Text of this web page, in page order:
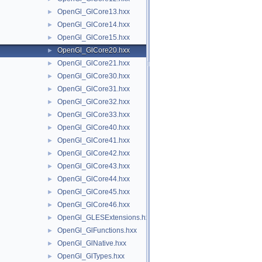
► OpenGl_GlCore13.hxx
► OpenGl_GlCore14.hxx
► OpenGl_GlCore15.hxx
► OpenGl_GlCore20.hxx
► OpenGl_GlCore21.hxx
► OpenGl_GlCore30.hxx
► OpenGl_GlCore31.hxx
► OpenGl_GlCore32.hxx
► OpenGl_GlCore33.hxx
► OpenGl_GlCore40.hxx
► OpenGl_GlCore41.hxx
► OpenGl_GlCore42.hxx
► OpenGl_GlCore43.hxx
► OpenGl_GlCore44.hxx
► OpenGl_GlCore45.hxx
► OpenGl_GlCore46.hxx
► OpenGl_GLESExtensions.hxx
► OpenGl_GlFunctions.hxx
► OpenGl_GlNative.hxx
► OpenGl_GlTypes.hxx